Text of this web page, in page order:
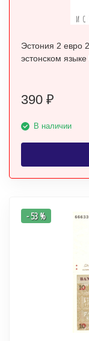
Эстония 2 евро
эстонском
390 ₽
В наличии
- 53 %